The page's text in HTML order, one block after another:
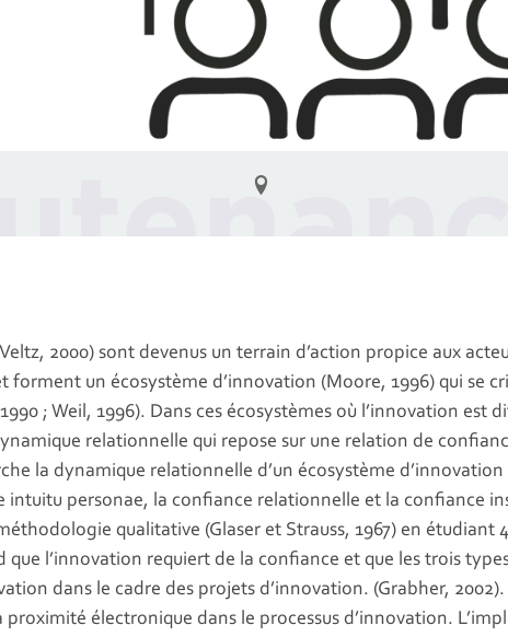
2000) sont devenus un terrain d’action propice aux
forment un écosystème d’innovation (Moore, 1996) qui se
; Weil, 1996). Dans ces écosystèmes où l’innovation est
relationnelle qui repose sur une relation de
la dynamique relationnelle d’un écosystème
intuitu personae, la confiance relationnelle et la confiance
qualitative (Glaser et Strauss, 1967) en étudiant
l’innovation requiert de la confiance et que les trois
dans le cadre des projets d’innovation. (Grabher,
électronique dans le processus d’innovation.